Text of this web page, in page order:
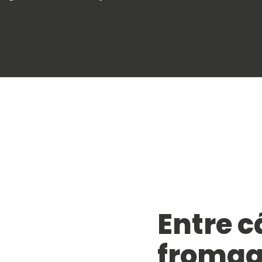
Entre